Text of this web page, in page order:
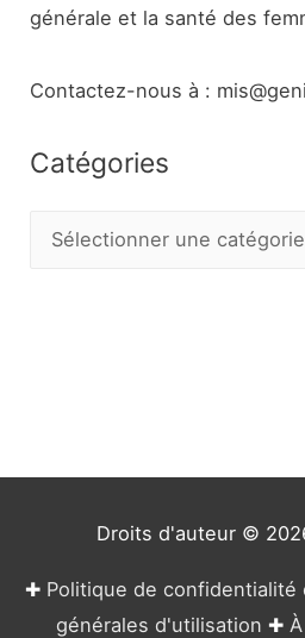
générale et la santé des
Contactez-nous à :
Catégories
Droits d'auteur ©
✚ Politique de confidentialité
générales d'utilisation ✚